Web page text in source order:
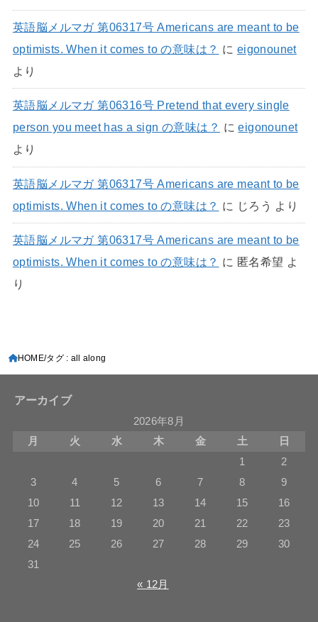
英語脳メルマガ 第06317号 Americans are meant to be
optimists. When it comes to の意味は？ に eigonounet
より
英語脳メルマガ 第06316号 Pretend that every single
person you meet has a sign の意味は？ にeigonounet
より
英語脳メルマガ 第06317号 Americans are meant to be
optimists. When it comes to の意味は？ に じろう より
英語脳メルマガ 第06317号 Americans are meant to be
optimists. When it comes to の意味は？ に 匿名希望 よ
り
HOME タグ : all along
アーカイブ
2026年8月
月
火 水 木 金 土
日
1
2
3
4 5 6 7 8
9
10
11 12 13 14 15
16
17
18 19 20 21 22
23
24
25 26 27 28 29
30
31
« 12月